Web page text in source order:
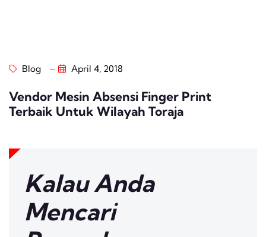
Blog April 4, 2018
Vendor Mesin Absensi Finger Print
Terbaik Untuk Wilayah Toraja
Kalau Anda
Mencari